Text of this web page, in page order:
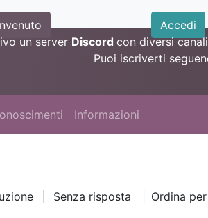
Accedi
un server Discord con diversi
Puoi iscriverti
Informazioni
Senza risposta Ordina per